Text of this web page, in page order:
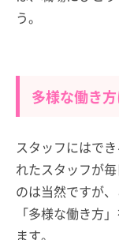
う。
多様な働き
スタッフにはで
れたスタッフが
のは当然ですが
「多様な働き方
ます。